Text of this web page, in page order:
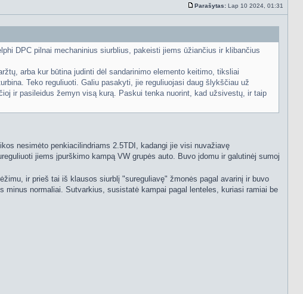
Standartinė
Parašytas: Lap 10 2024, 01:31
DPC pilnai mechaninius siurblius, pakeisti jiems ūžiančius ir klibančius
arba kur būtina judinti dėl sandarinimo elemento keitimo, tiksliai
Teko reguliuoti. Galiu pasakyti, jie reguliuojasi daug šlykščiau už
ir pasileidus žemyn visą kurą. Paskui tenka nuorint, kad užsivestų, ir taip
nesimėto penkiacilindriams 2.5TDI, kadangi jie visi nuvažiavę
jiems įpurškimo kampą VW grupės auto. Buvo įdomu ir galutinėj sumoj
ir prieš tai iš klausos siurblį "sureguliavę" žmonės pagal avarinį ir buvo
normaliai. Sutvarkius, susistatė kampai pagal lenteles, kuriasi ramiai be